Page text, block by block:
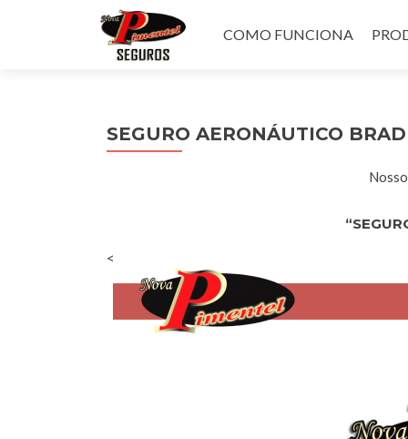
para
COMO FUNCIONA
SEGURO AERONÁUTICO
<